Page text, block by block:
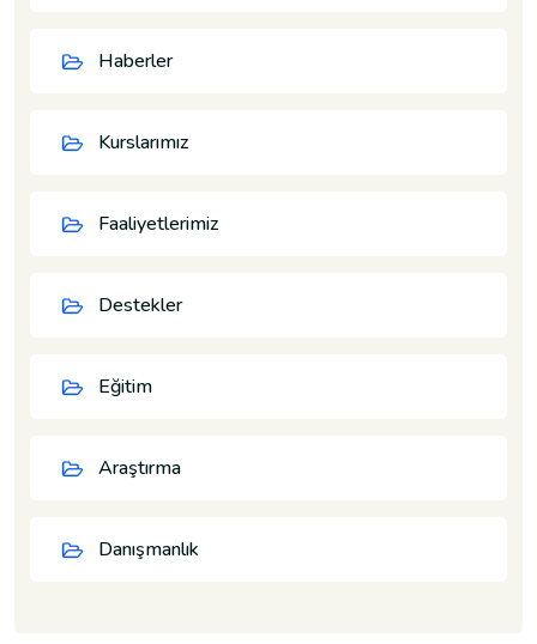
Haberler
Kurslarımız
Faaliyetlerimiz
Destekler
Eğitim
Araştırma
Danışmanlık